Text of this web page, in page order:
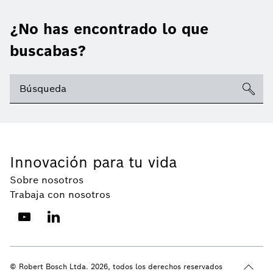
¿No has encontrado lo que
buscabas?
Innovación para tu vida
Sobre nosotros
Trabaja con nosotros
© Robert Bosch Ltda. 2026, todos los derechos reservados